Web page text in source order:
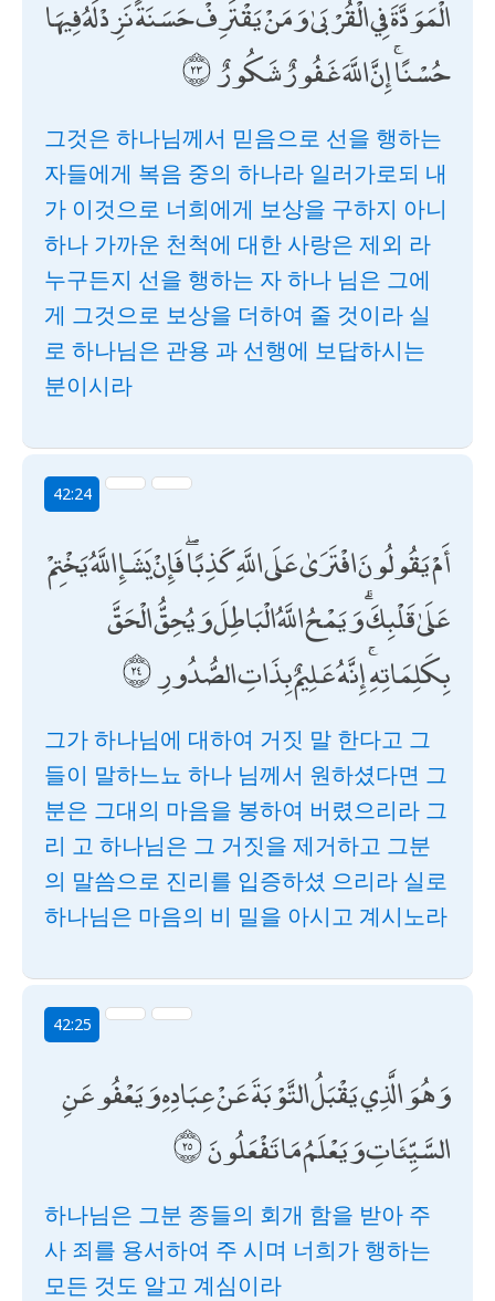
الْمَوَدَّةَ فِي الْقُرْبَىٰ ۗ وَمَنْ يَقْتَرِفْ حَسَنَةً نَزِدْ لَهُ فِيهَا
حُسْنًا ۚ إِنَّ اللَّهَ غَفُورٌ شَكُورٌ
그것은 하나님께서 믿음으로 선을 행하는
자들에게 복음 중의 하나라 일러가로되 내
가 이것으로 너희에게 보상을 구하지 아니
하나 가까운 천척에 대한 사랑은 제외 라
누구든지 선을 행하는 자 하나 님은 그에
게 그것으로 보상을 더하여 줄 것이라 실
로 하나님은 관용 과 선행에 보답하시는
분이시라
42:24
أَمْ يَقُولُونَ افْتَرَىٰ عَلَى اللَّهِ كَذِبًا ۖ فَإِنْ يَشَإِ اللَّهُ يَخْتِمْ
عَلَىٰ قَلْبِكَ ۗ وَيَمْحُ اللَّهُ الْبَاطِلَ وَيُحِقُّ الْحَقَّ
بِكَلِمَاتِهِ ۚ إِنَّهُ عَلِيمٌ بِذَاتِ الصُّدُورِ
그가 하나님에 대하여 거짓 말 한다고 그
들이 말하느뇨 하나 님께서 원하셨다면 그
분은 그대의 마음을 봉하여 버렸으리라 그
리 고 하나님은 그 거짓을 제거하고 그분
의 말씀으로 진리를 입증하셨 으리라 실로
하나님은 마음의 비 밀을 아시고 계시노라
42:25
وَهُوَ الَّذِي يَقْبَلُ التَّوْبَةَ عَنْ عِبَادِهِ وَيَعْفُو عَنِ
السَّيِّئَاتِ وَيَعْلَمُ مَا تَفْعَلُونَ
하나님은 그분 종들의 회개 함을 받아 주
사 죄를 용서하여 주 시며 너희가 행하는
모든 것도 알고 계심이라